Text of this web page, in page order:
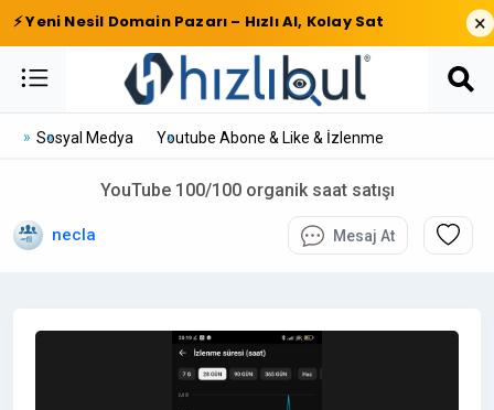
⚡ Yeni Nesil Domain Pazarı – Hızlı Al, Kolay Sat ×
Sosyal Medya Youtube Abone & Like & İzlenme
YouTube 100/100 organik saat satışı
necla Mesaj At